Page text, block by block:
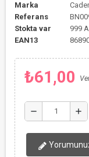
Marka
Referans
Stokta var
999
EAN13
₺61,00
remove add